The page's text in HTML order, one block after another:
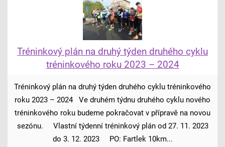
Tréninkový plán na druhý týden druhého cyklu
tréninkového roku 2023 – 2024
Tréninkový plán na druhý týden druhého cyklu tréninkového
roku 2023 – 2024 Ve druhém týdnu druhého cyklu nového
tréninkového roku budeme pokračovat v přípravě na novou
sezónu. Vlastní týdenní tréninkový plán od 27. 11. 2023
do 3. 12. 2023 PO: Fartlek 10km...